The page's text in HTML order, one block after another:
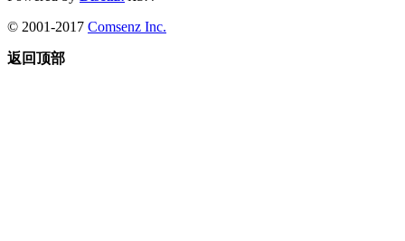
© 2001-2017 Comsenz Inc.
返回顶部